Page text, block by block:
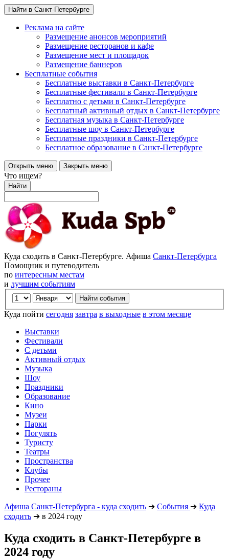
Найти в Санкт-Петербурге
Реклама на сайте
Размещение анонсов мероприятий
Размещение ресторанов и кафе
Размещение мест и площадок
Размещение баннеров
Бесплатные события
Бесплатные выставки в Санкт-Петербурге
Бесплатные фестивали в Санкт-Петербурге
Бесплатно с детьми в Санкт-Петербурге
Бесплатный активный отдых в Санкт-Петербурге
Бесплатная музыка в Санкт-Петербурге
Бесплатные шоу в Санкт-Петербурге
Бесплатные праздники в Санкт-Петербурге
Бесплатное образование в Санкт-Петербурге
Открыть меню Закрыть меню
Что ищем?
Найти
Куда сходить в Санкт-Петербурге. Афиша Санкт-Петербурга
Помощник и путеводитель
по интересным местам
и лучшим событиям
Куда пойти сегодня завтра в выходные в этом месяце
Выставки
Фестивали
С детьми
Активный отдых
Музыка
Шоу
Праздники
Образование
Кино
Музеи
Парки
Погулять
Туристу
Театры
Пространства
Клубы
Прочее
Рестораны
Афиша Санкт-Петербурга - куда сходить ➔ События ➔ Куда
сходить ➔ в 2024 году
Куда сходить в Санкт-Петербурге в
2024 году